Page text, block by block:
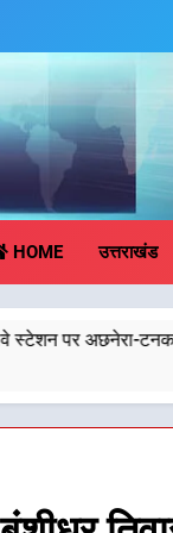
HOME उत्तराखंड
एक्सप्रेस का ठहराव